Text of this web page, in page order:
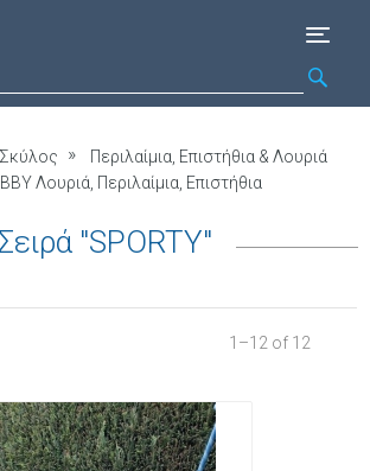
Σκύλος
Περιλαίμια, Επιστήθια & Λουριά
Λουριά, Περιλαίμια, Επιστήθια
"SPORTY"
1 –12 of 12